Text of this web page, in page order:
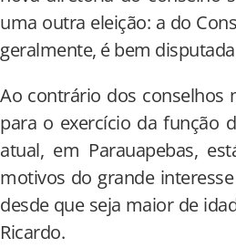
uma outra eleição: a do
geralmente, é bem
Ao contrário dos conselhos
para o exercício da função
atual, em Parauapebas,
motivos do grande
desde que seja maior de
Ricardo.